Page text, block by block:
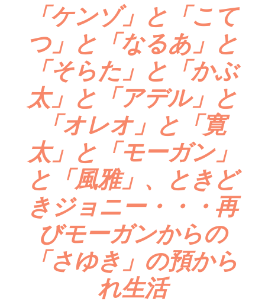
「ケンゾ」と「こて
つ」と「なるあ」と
「そらた」と「かぶ
太」と「アデル」と
「オレオ」と「寛
太」と「モーガン」
と「風雅」、ときど
きジョニー・・・再
びモーガンからの
「さゆき」の預から
れ生活